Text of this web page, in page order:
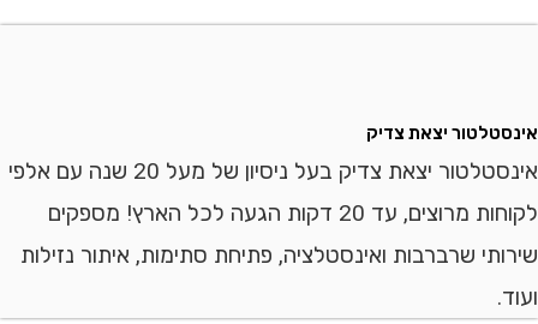
יצאת צדיק
אינסטלטור יצאת צדיק בעל ניסיון של מעל 20 שנה עם אלפי
לקוחות מרוצים, עד 20 דקות הגעה לכל הארץ! מספקים
שרברבות ואינסטלציה, פתיחת סתימות, איתור נזילות